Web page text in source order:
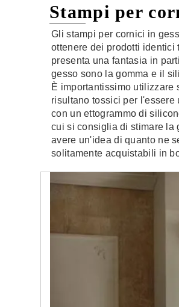
Stampi per
Gli stampi per cornici in
ottenere dei prodotti identici
presenta una fantasia in
gesso sono la gomma e il
È importantissimo
risultano tossici per
con un ettogrammo di
cui si consiglia di stimare la
avere un'idea di quanto ne
solitamente acquistabili in